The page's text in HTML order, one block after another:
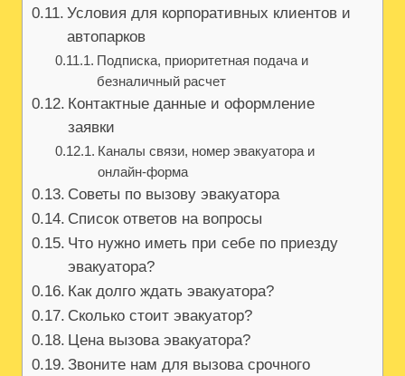
Условия для корпоративных клиентов и
автопарков
Подписка, приоритетная подача и
безналичный расчет
Контактные данные и оформление
заявки
Каналы связи, номер эвакуатора и
онлайн-форма
Советы по вызову эвакуатора
Список ответов на вопросы
Что нужно иметь при себе по приезду
эвакуатора?
Как долго ждать эвакуатора?
Сколько стоит эвакуатор?
Цена вызова эвакуатора?
Звоните нам для вызова срочного